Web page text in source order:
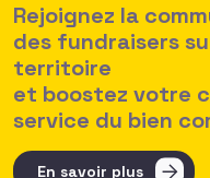
Rejoignez la
des fundraisers
territoire
et boostez votre
service du bien
En savoir plus